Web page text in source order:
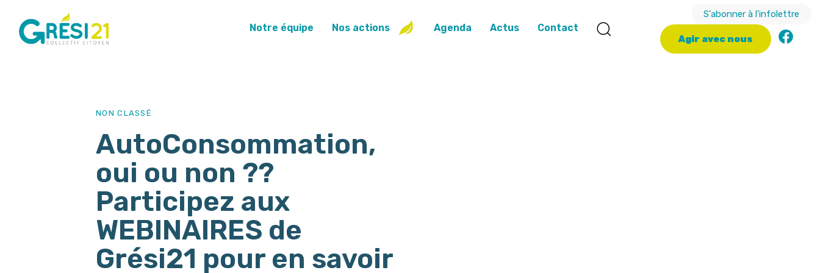
Notre équipe Nos actions Agenda Actus Contact
S'abonner à l'infolettre
Agir avec nous
NON CLASSÉ
AutoConsommation,
oui ou non ??
Participez aux
WEBINAIRES de
Grési21 pour en savoir